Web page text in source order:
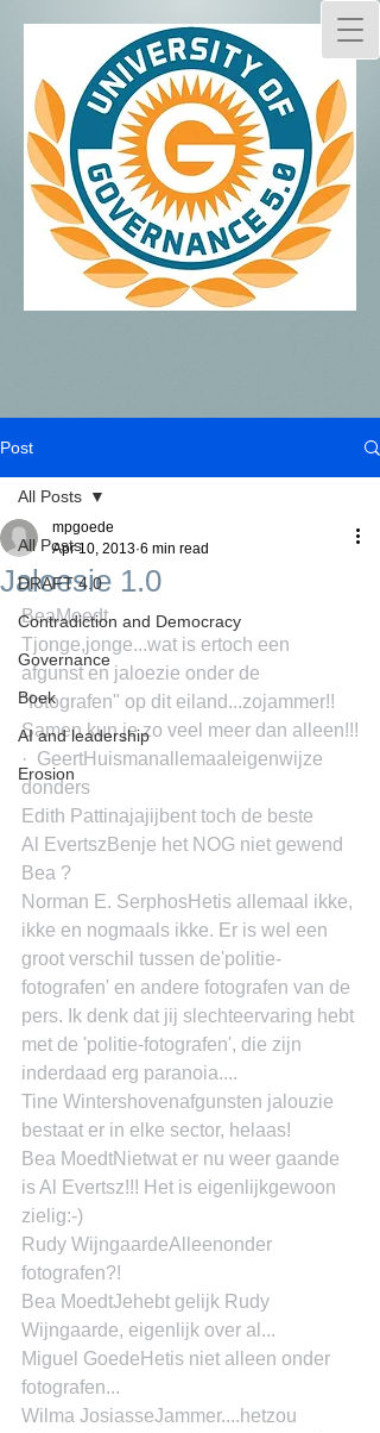
Post
All Posts
DRAFT 4.0
Contradiction and Democracy
Governance
Boek
AI and leadership
Erosion
All Posts
Jaloesie 1.0
mpgoede
Apr 10, 2013 6 min read
BeaMoedt
Tjonge,jonge...wat is ertoch een
afgunst en jaloezie onder de
"fotografen" op dit eiland...zojammer!!
Samen kun je zo veel meer dan alleen!!!
·  GeertHuismanallemaaleigenwijze
donders
Edith Pattinajajijbent toch de beste
Al EvertszBenje het NOG niet gewend
Bea ?
Norman E. SerphosHetis allemaal ikke,
ikke en nogmaals ikke. Er is wel een
groot verschil tussen de'politie-
fotografen' en andere fotografen van de
pers. Ik denk dat jij slechteervaring hebt
met de 'politie-fotografen', die zijn
inderdaad erg paranoia....
Tine Wintershovenafgunsten jalouzie
bestaat er in elke sector, helaas!
Bea MoedtNietwat er nu weer gaande
is Al Evertsz!!! Het is eigenlijkgewoon
zielig:-)
Rudy WijngaardeAlleenonder
fotografen?!
Bea MoedtJehebt gelijk Rudy
Wijngaarde, eigenlijk over al...
Miguel GoedeHetis niet alleen onder
fotografen...
Wilma JosiasseJammer....hetzou